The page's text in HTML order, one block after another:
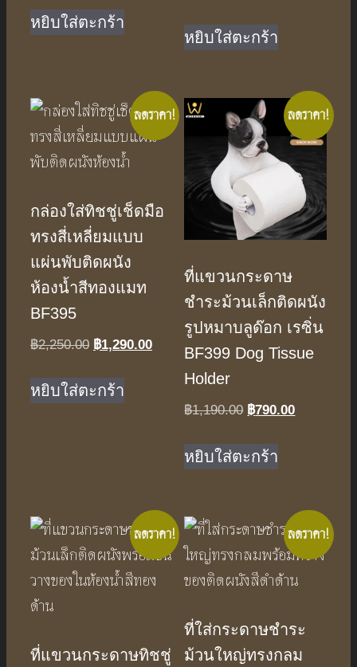
was:
฿2,250.00.
฿1,490.00.
หยิบใส่ตะกร้า
was:
฿2,850.00.
หยิบใส่ตะกร้า
ลดราคา!
กล่องใส่ทิชชู่เช็ดมือ
ทรงสี่เหลี่ยมแบบ
แผ่นพับติดผนัง
ห้องน้ำสีทองแมท
BF395
฿2,250.00 Original
was:
฿2,250.00.
฿1,290.00Current
฿1,290.00.
หยิบใส่ตะกร้า
ลดราคา!
ที่แขวนกระดาษ
ชำระม้วนเล็กติดผนัง
รูปหมาบลูด๊อก เรซิ่น
BF399 Dog Tissue
Holder
฿1,190.00 Original
was:
฿1,190.00.
฿790.00Current
หยิบใส่ตะกร้า
ลดราคา!
ที่แขวนกระดาษทิชชู่
ลดราคา!
ที่ใส่กระดาษชำระ
ม้วนใหญ่ทรงกลม